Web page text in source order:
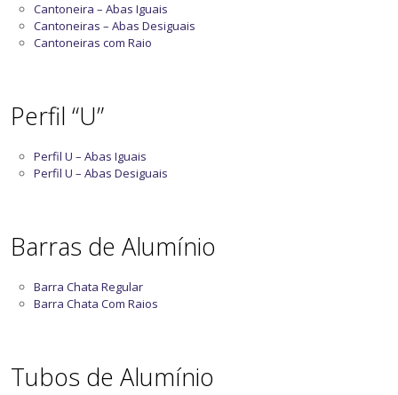
Cantoneira – Abas Iguais
Cantoneiras – Abas Desiguais
Cantoneiras com Raio
Perfil “U”
Perfil U – Abas Iguais
Perfil U – Abas Desiguais
Barras de Alumínio
Barra Chata Regular
Barra Chata Com Raios
Tubos de Alumínio